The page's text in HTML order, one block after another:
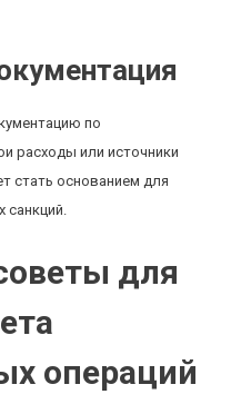
по
расходы или источники
стать основанием для
санкций.
для
операций